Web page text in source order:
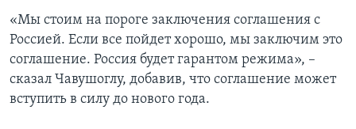
«Мы стоим на пороге заключения соглашения с
Россией. Если все пойдет хорошо, мы заключим это
соглашение. Россия будет гарантом режима», –
сказал Чавушоглу, добавив, что соглашение может
вступить в силу до нового года.